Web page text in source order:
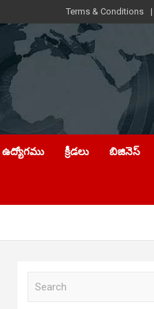
Terms & Conditions
ఉద్యోగము క్రీడలు బిజినెస్